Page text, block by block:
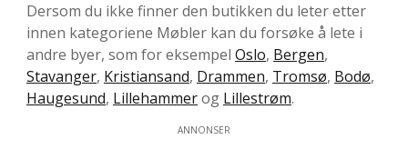
Dersom du ikke finner den butikken du leter etter
innen kategoriene Møbler kan du forsøke å lete i
andre byer, som for eksempel Oslo, Bergen,
Stavanger, Kristiansand, Drammen, Tromsø, Bodø,
Haugesund, Lillehammerog Lillestrøm.
ANNONSER